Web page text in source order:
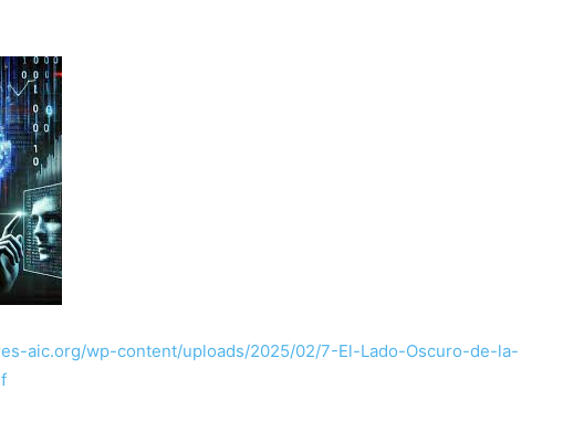
aic.org/wp-content/uploads/2025/02/7-El-Lado-Oscuro-de-la-